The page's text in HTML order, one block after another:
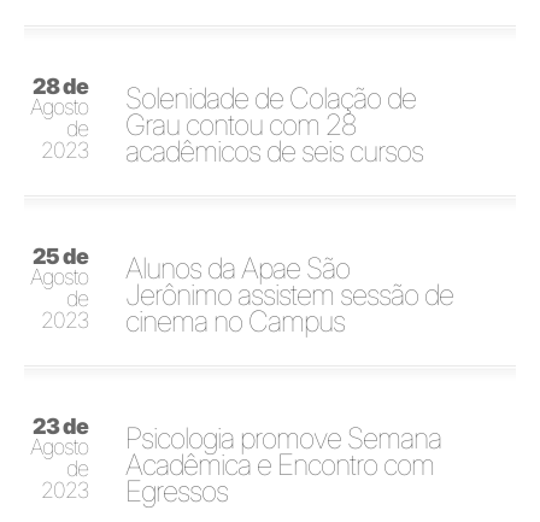
28 de
Agosto
de
2023
Solenidade de Colação de
Grau contou com 28
acadêmicos de seis cursos
25 de
Agosto
de
2023
Alunos da Apae São
Jerônimo assistem sessão de
cinema no Campus
23 de
Agosto
de
2023
Psicologia promove Semana
Acadêmica e Encontro com
Egressos